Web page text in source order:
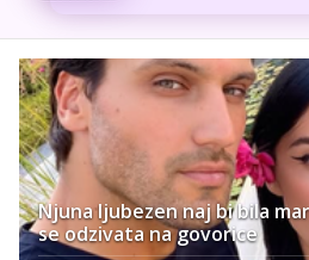
Njuna ljubezen naj bi bila
se odzivata na govorice